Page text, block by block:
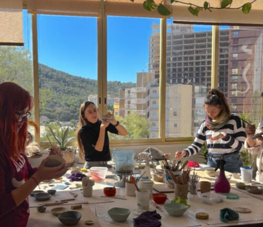
Regala amb les teues mans
Disseny i matéria / Educació i experiencies